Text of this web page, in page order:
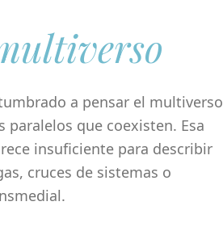
a pensar el multiverso
que coexisten. Esa
insuficiente para describir
cruces de sistemas o